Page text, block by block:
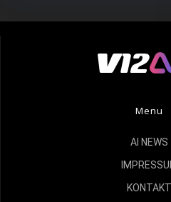
Menu
AI NEWS
KONTAKT